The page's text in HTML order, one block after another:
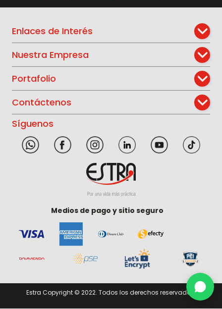
Enlaces de Interés
Nuestra Empresa
Portafolio
Contáctenos
Síguenos
Medios de pago y sitio seguro
Estra Copyright © 2022. Todos los derechos reservados.